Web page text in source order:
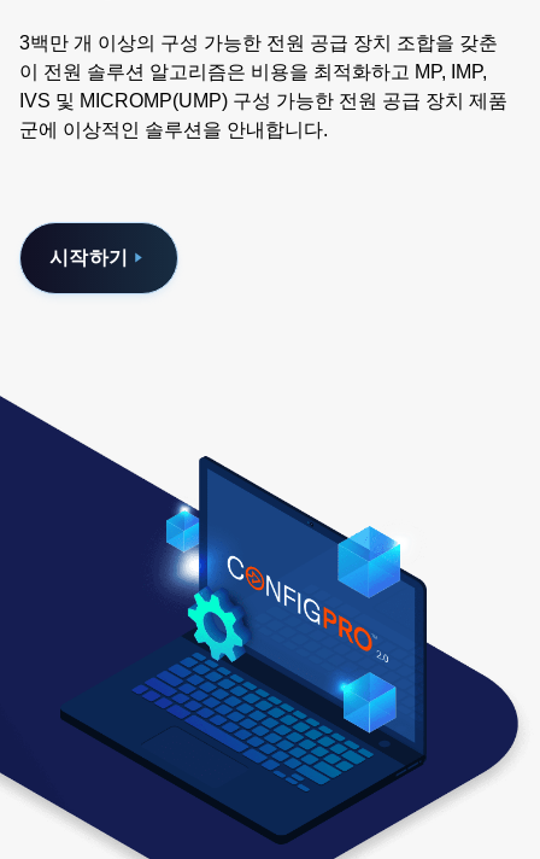
3백만 개 이상의 구성 가능한 전원 공급 장치 조합을 갖춘
이 전원 솔루션 알고리즘은 비용을 최적화하고 MP, IMP,
IVS 및 MICROMP(UMP) 구성 가능한 전원 공급 장치 제품
군에 이상적인 솔루션을 안내합니다.
시작하기